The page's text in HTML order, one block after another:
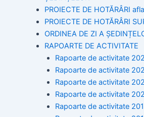
PROIECTE DE HOTĂRÂRI
PROIECTE DE HOTĂRÂRI
ORDINEA DE ZI A
RAPOARTE DE ACTIVITATE
Rapoarte de activitate
Rapoarte de activitate
Rapoarte de activitate
Rapoarte de activitate
Rapoarte de activitate